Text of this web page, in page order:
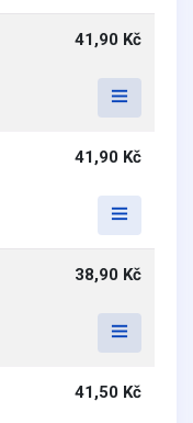
41,90 Kč
41,90 Kč
38,90 Kč
41,50 Kč